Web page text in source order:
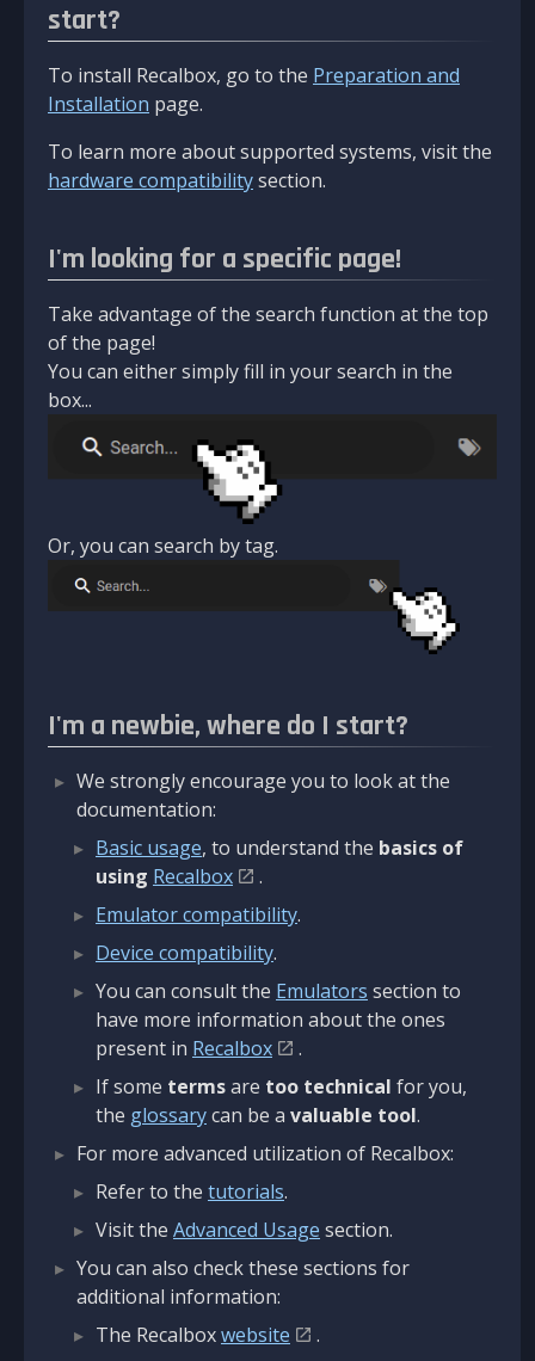
start?
To install Recalbox, go to the Preparation and
Installation page.
To learn more about supported systems, visit the
hardware compatibilitysection.
I'm looking for a specific page!
Take advantage of the search function at the top
of the page!
You can either simply fill in your search in the
box...
Or, you can search by tag.
I'm a newbie, where do I start?
We strongly encourage you to look at the
documentation:
Basic usage, to understand the basics of
using Recalbox
.
Emulator compatibility.
Device compatibility.
You can consult the Emulators section to
have more information about the ones
present in Recalbox
.
If some termsare too technical for you,
the glossarycan be a valuable tool.
For more advanced utilization of Recalbox:
Refer to the tutorials.
Visit the Advanced Usage section.
You can also check these sections for
additional information:
The Recalboxwebsite
.